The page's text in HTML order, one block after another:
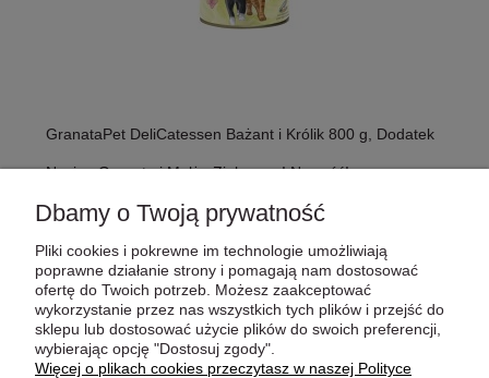
GranataPet DeliCatessen Bażant i Królik 800 g, Dodatek
Nasion Granatu i Małża Zielonego! Nowość!
Dbamy o Twoją prywatność
Pliki cookies i pokrewne im technologie umożliwiają
poprawne działanie strony i pomagają nam dostosować
ofertę do Twoich potrzeb. Możesz zaakceptować
wykorzystanie przez nas wszystkich tych plików i przejść do
sklepu lub dostosować użycie plików do swoich preferencji,
wybierając opcję "Dostosuj zgody".
Więcej o plikach cookies przeczytasz w naszej Polityce